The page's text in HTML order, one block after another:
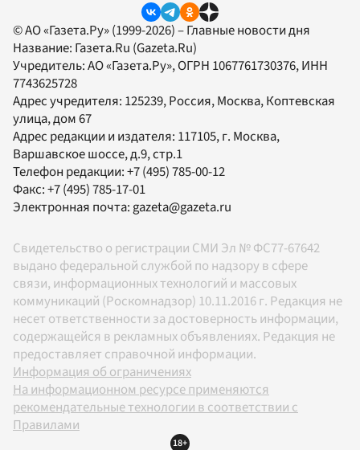
© АО «Газета.Ру» (1999-2026) – Главные новости дня
Название: Газета.Ru (Gazeta.Ru)
Учредитель:АО «Газета.Ру», ОГРН 1067761730376, ИНН
7743625728
Адрес учредителя: 125239, Россия, Москва, Коптевская
улица, дом 67
Адрес редакции и издателя: 117105, г. Москва,
Варшавское шоссе, д.9, стр.1
Телефон редакции:+7 (495) 785-00-12
Факс:+7 (495) 785-17-01
Электронная почта:gazeta@gazeta.ru
Свидетельство о регистрации СМИ Эл № ФС77-67642
выдано федеральной службой по надзору в сфере
связи, информационных технологий и массовых
коммуникаций (Роскомнадзор) 10.11.2016 г. Редакция не
несет ответственности за достоверность информации,
содержащейся в рекламных объявлениях. Редакция не
предоставляет справочной информации.
Информация об ограничениях
На информационном ресурсе применяются
рекомендательные технологии в соответствии с
Правилами
18+